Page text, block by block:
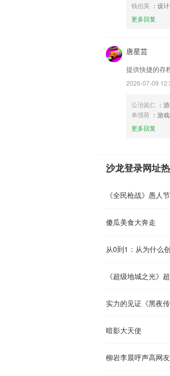
钱伯英 ：设
更多回复
唐星芸
提供快捷的存
2026-07-09
公冶岚仁 ：
单强荷 ：游
更多回复
沙龙登录网址
《全民枪战》愚人
傻瓜美食大奔走
从0到1：从为什么
《超级地城之光》
实力的见证《黑夜
暗影大天使
柳岩李晨呼声高网